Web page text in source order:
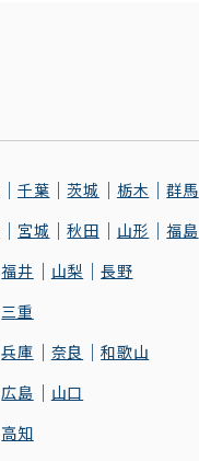
千葉 茨城 栃木
群馬
宮城 秋田 山形
福島
福井 山梨
長野
三重
兵庫 奈良
和歌山
広島
山口
高知